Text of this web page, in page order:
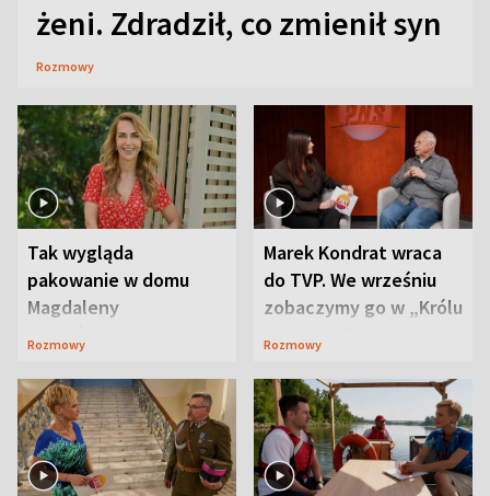
żeni. Zdradził, co zmienił syn
Rozmowy
Tak wygląda
pakowanie w domu
Magdaleny
Waligórskiej-Lisieckiej.
Rozmowy
Marek Kondrat wraca
do TVP. We wrześniu
zobaczymy go w „Królu
Maciusiu I”
Rozmowy